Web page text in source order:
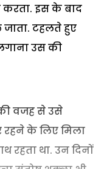
इस के बाद
टहलते हुए
उस की
वजह से उसे
रहने के लिए मिला
रहता था. उन दिनों